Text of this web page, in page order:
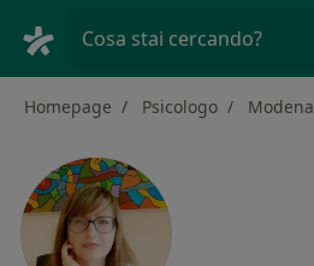
Cosa stai cercando?
Homepage Psicologo Modena